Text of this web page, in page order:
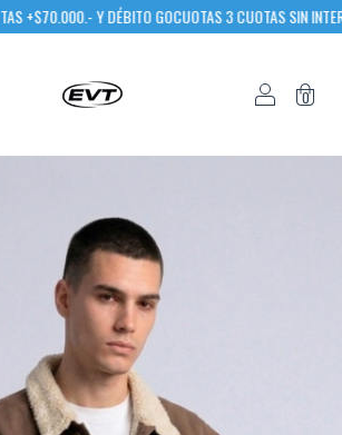
Y DÉBITO GOCUOTAS 3 CUOTAS SIN INTERÉS
0